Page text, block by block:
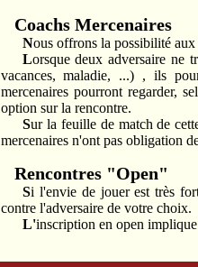
Coachs Mercenaires
Nous offrons la possibilité
Lorsque deux adversaire ne trouvent pas de date possible pour faire leur match (problèmes familiaux,
vacances, maladie, ...) , ils
mercenaires pourront regarder,
option sur la rencontre.
Sur la feuille de match de
mercenaires n'ont pas obligation
Rencontres "Open"
Si l'envie de jouer est très forte vous pouvez toujours engager une équipe en open et jouer librement
contre l'adversaire de votre choix.
L'inscription en open